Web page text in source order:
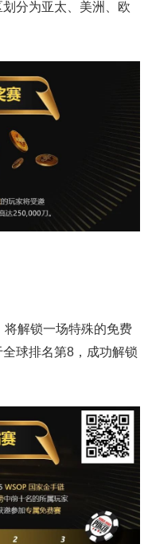
分为亚太、美洲、欧
解锁一场特殊的免费
球排名第8，成功解锁